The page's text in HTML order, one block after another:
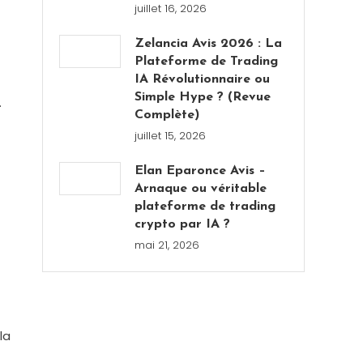
juillet 16, 2026
Zelancia Avis 2026 : La
Plateforme de Trading
IA Révolutionnaire ou
Simple Hype ? (Revue
Complète)
juillet 15, 2026
Elan Eparonce Avis –
Arnaque ou véritable
plateforme de trading
crypto par IA ?
mai 21, 2026